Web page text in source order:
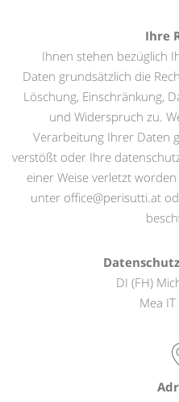
Ihre
Ihnen stehen bezüglich
Daten grundsätzlich die
Löschung, Einschränkung,
und Widerspruch zu.
Verarbeitung Ihrer Daten
verstößt oder Ihre
einer Weise verletzt
unter office@perisutti.at
DI (FH)
Mea IT